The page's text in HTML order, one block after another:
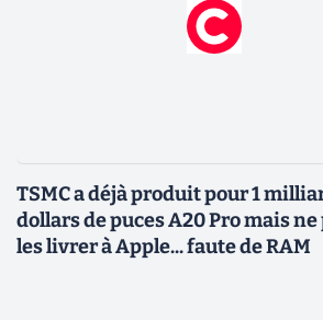
TSMC a déjà produit pour 1
dollars de puces A20 Pro mais ne
les livrer à Apple... faute de RAM